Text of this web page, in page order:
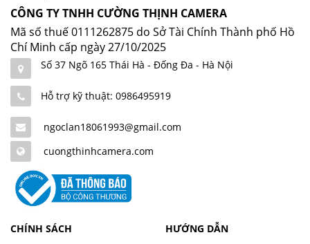
CÔNG TY TNHH CƯỜNG THỊNH CAMERA
Mã số thuế 0111262875 do Sở Tài Chính Thành phố Hồ
Chí Minh cấp ngày 27/10/2025
Số 37 Ngõ 165 Thái Hà - Đống Đa - Hà Nội
Hỗ trợ kỹ thuật: 0986495919
ngoclan18061993@gmail.com
cuongthinhcamera.com
CHÍNH SÁCH
HƯỚNG DẪN